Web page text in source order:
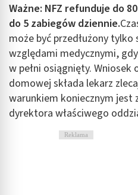
Ważne: NFZ refunduje do
do 5 zabiegów dziennie.
może być przedłużony
względami medycznymi,
w pełni osiągnięty. Wniosek
domowej składa lekarz
warunkiem koniecznym jest
dyrektora właściwego
Reklama